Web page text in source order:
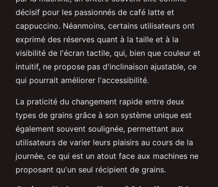
décisif pour les passionnés de café latte et
cappuccino. Néanmoins, certains utilisateurs ont
exprimé des réserves quant à la taille et à la
visibilité de l'écran tactile, qui, bien que couleur et
intuitif, ne propose pas d'inclinaison ajustable, ce
qui pourrait améliorer l'accessibilité.
La praticité du changement rapide entre deux
types de grains grâce à son système unique est
également souvent soulignée, permettant aux
utilisateurs de varier leurs plaisirs au cours de la
journée, ce qui est un atout face aux machines ne
proposant qu'un seul récipient de grains.